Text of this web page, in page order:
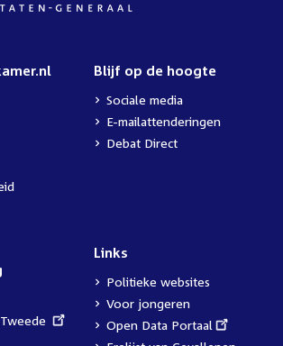
Blijf op de hoogte
Sociale media
E-mailattenderingen
Debat Direct
Links
Politieke websites
Voor jongeren
External
link:
Open Data Portaal